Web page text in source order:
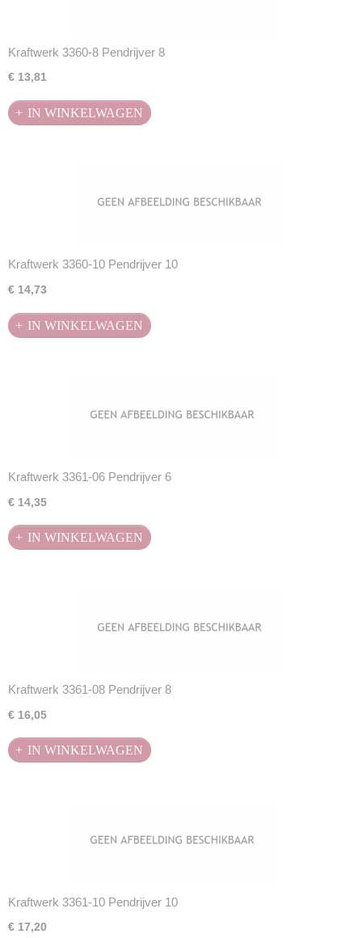
Kraftwerk 3360-8 Pendrijver 8
€ 13,81
IN WINKELWAGEN
Kraftwerk 3360-10 Pendrijver 10
€ 14,73
IN WINKELWAGEN
Kraftwerk 3361-06 Pendrijver 6
€ 14,35
IN WINKELWAGEN
Kraftwerk 3361-08 Pendrijver 8
€ 16,05
IN WINKELWAGEN
Kraftwerk 3361-10 Pendrijver 10
€ 17,20